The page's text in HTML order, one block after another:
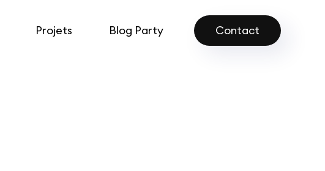
Projets Blog Party Contact